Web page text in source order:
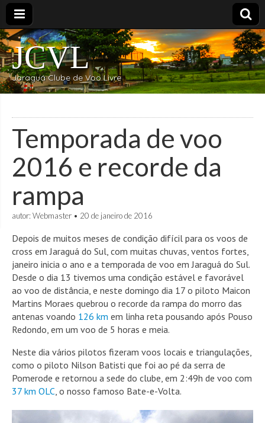
JCVL
Jaraguá Clube de Voo Livre
Temporada de voo
2016 e recorde da
rampa
autor: Webmaster • 20 de janeiro de 2016
Depois de muitos meses de condição difícil para os voos de
cross em Jaraguá do Sul, com muitas chuvas, ventos fortes,
janeiro inicia o ano e a temporada de voo em Jaraguá do Sul.
Desde o dia 13 tivemos uma condição estável e favorável
ao voo de distância, e neste domingo dia 17 o piloto Maicon
Martins Moraes quebrou o recorde da rampa do morro das
antenas voando 126 km em linha reta pousando após Pouso
Redondo, em um voo de 5 horas e meia.
Neste dia vários pilotos fizeram voos locais e triangulações,
como o piloto Nilson Batisti que foi ao pé da serra de
Pomerode e retornou a sede do clube, em 2:49h de voo com
37 km OLC, o nosso famoso Bate-e-Volta.